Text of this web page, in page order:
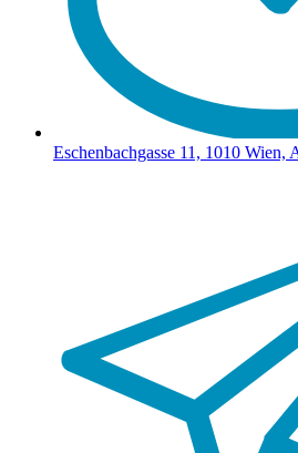
Eschenbachgasse 11, 1010 Wien,